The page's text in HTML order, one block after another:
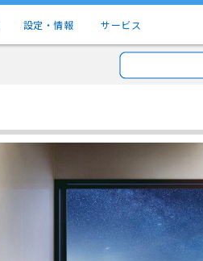
設定・情報 サービス